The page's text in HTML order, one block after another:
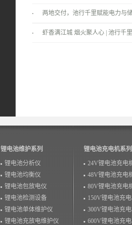
两地交付，池行千里赋能电力与
景！
虾香满江城 烟火聚人心 | 池行千
锂电池维护系列
锂电池分析仪
锂电池均衡仪
锂电池包放电仪
锂电池检测设备
锂电池单体维护仪
锂电池充放电维护仪
锂电池充电机系列
24V锂电池充电
48V锂电池充电
80V锂电池充电
150V锂电池充
300V锂电池充
600V锂电池充